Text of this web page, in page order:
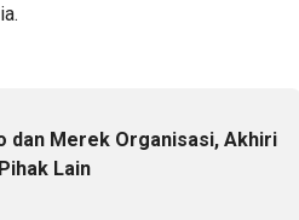
dan Merek Organisasi, Akhiri
Lain